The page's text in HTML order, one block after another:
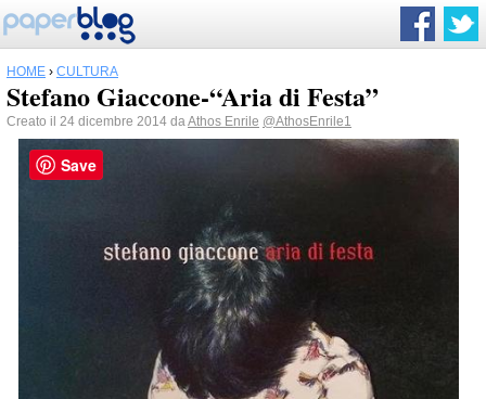
HOME › CULTURA
Stefano Giaccone-“Aria di Festa”
Creato il 24 dicembre 2014 daAthos Enrile @AthosEnrile1
Save